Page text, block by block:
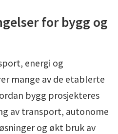
for bygg og
energi og
mange av de etablerte
bygg prosjekteres
av transport, autonome
og økt bruk av